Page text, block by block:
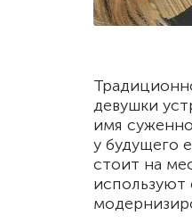
девушки
имя
у будущего
стоит на